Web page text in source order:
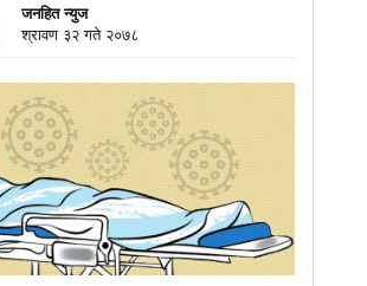
जनहित न्युज
श्रावण ३२ गते २०७८